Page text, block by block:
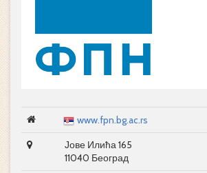
www.fpn.bg.ac.rs
Јове Илића 165
11040 Београд